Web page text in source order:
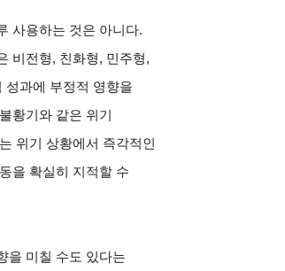
사용하는 것은 아니다.
비전형, 친화형, 민주형,
성과에 부정적 영향을
황기와 같은 위기
위기 상황에서 즉각적인
을 확실히 지적할 수
을 미칠 수도 있다는